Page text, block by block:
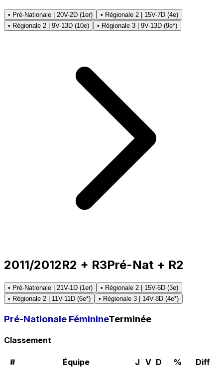
• Pré-Nationale | 20V-2D (1er)
• Régionale 2 | 15V-7D (4e)
• Régionale 2 | 9V-13D (10e)
• Régionale 3 | 9V-13D (9e*)
2011/2012R2 + R3Pré-Nat + R2
• Pré-Nationale | 21V-1D (1er)
• Régionale 2 | 15V-6D (3e)
• Régionale 2 | 11V-11D (6e*)
• Régionale 3 | 14V-8D (4e*)
Pré-Nationale FéminineTerminée
Classement
# Équipe J V D %
Diff